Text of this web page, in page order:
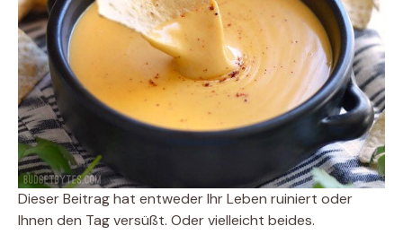
Dieser Beitrag hat entweder Ihr Leben ruiniert oder
Ihnen den Tag versüßt. Oder vielleicht beides.